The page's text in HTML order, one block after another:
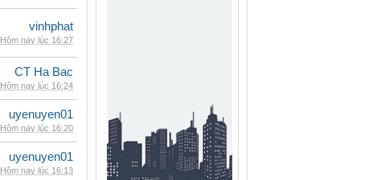
vinhphat
Hôm nay lúc 16:27
CT Ha Bac
Hôm nay lúc 16:24
uyenuyen01
Hôm nay lúc 16:20
uyenuyen01
Hôm nay lúc 16:13